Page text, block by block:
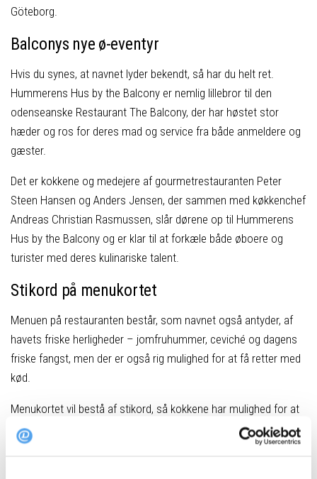
Göteborg.
Balconys nye ø-eventyr
Hvis du synes, at navnet lyder bekendt, så har du helt ret.
Hummerens Hus by the Balcony er nemlig lillebror til den
odenseanske Restaurant The Balcony, der har høstet stor
hæder og ros for deres mad og service fra både anmeldere og
gæster.
Det er kokkene og medejere af gourmetrestauranten Peter
Steen Hansen og Anders Jensen, der sammen med køkkenchef
Andreas Christian Rasmussen, slår dørene op til Hummerens
Hus by the Balcony og er klar til at forkæle både øboere og
turister med deres kulinariske talent.
Stikord på menukortet
Menuen på restauranten består, som navnet også antyder, af
havets friske herligheder – jomfruhummer, ceviché og dagens
friske fangst, men der er også rig mulighed for at få retter med
kød.
Menukortet vil bestå af stikord, så kokkene har mulighed for at
bruge deres fantasi til at skabe lækkert tilbehør til hver enkelt
ret, lyder det fra restauranten, der glæder sig til at byde